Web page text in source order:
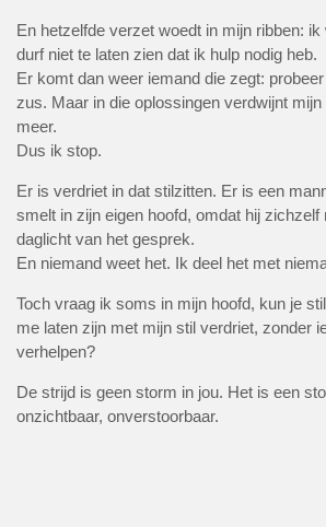
En hetzelfde verzet woedt in mijn ribben:
durf niet te laten zien dat ik hulp nodig heb.
Er komt dan weer iemand die zegt:
zus. Maar in die oplossingen verdwijnt
meer.
Dus ik stop.
Er is verdriet in dat stilzitten. Er is een
smelt in zijn eigen hoofd, omdat hij zichzelf
daglicht van het gesprek.
En niemand weet het. Ik deel het met
Toch vraag ik soms in mijn hoofd, kun je
me laten zijn met mijn stil verdriet, zonder
verhelpen?
De strijd is geen storm in jou. Het is een
onzichtbaar, onverstoorbaar.